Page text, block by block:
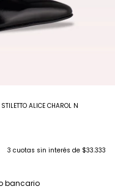
STILETTO ALICE CHAROL N
3 cuotas sin interés de $33.333
bancario